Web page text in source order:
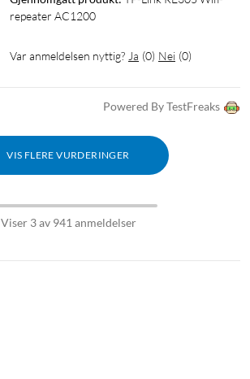
repeater AC1200
Var anmeldelsen nyttig? Ja (0) Nei (0)
Powered By TestFreaks
VIS FLERE VURDERINGER
Viser 3 av 941 anmeldelser